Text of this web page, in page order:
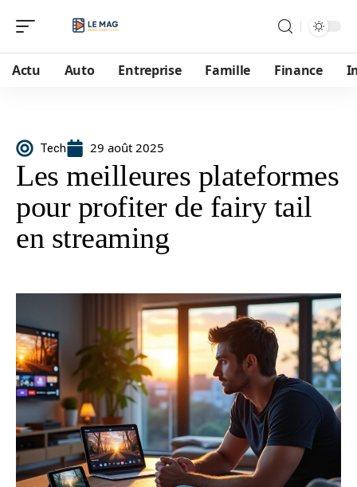
Actu Auto Entreprise Famille Finance
Tech 29 août 2025
Les meilleures plateformes
pour profiter de fairy tail
en streaming